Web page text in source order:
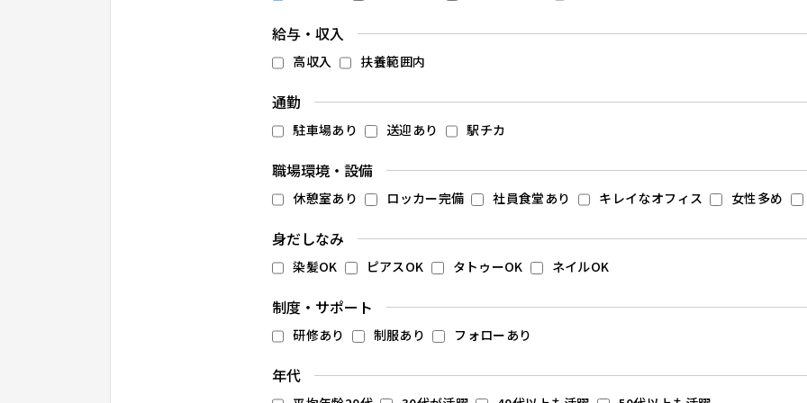
給与・収入
高収入 扶養範囲内
通勤
駐車場あり 送迎あり 駅チカ
職場環境・設備
休憩室あり ロッカー完備 社員食堂あり キレイなオフィス 女性多め
身だしなみ
染髪OK ピアスOK タトゥーOK ネイルOK
制度・サポート
研修あり 制服あり フォローあり
年代